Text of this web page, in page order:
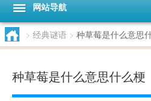
网站导航
> 经典谜语 > 种草莓是什么意思
种草莓是什么意思什么梗